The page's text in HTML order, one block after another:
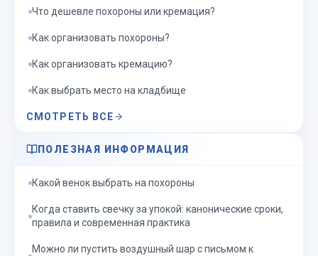
Что дешевле похороны или кремация?
Как организовать похороны?
Как организовать кремацию?
Как выбрать место на кладбище
СМОТРЕТЬ ВСЕ
ПОЛЕЗНАЯ ИНФОРМАЦИЯ
Какой венок выбрать на похороны
Когда ставить свечку за упокой: канонические сроки,
правила и современная практика
Можно ли пустить воздушный шар с письмом к